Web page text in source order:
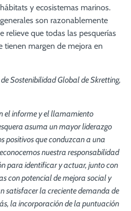
y ecosistemas marinos.
son razonablemente
relieve que todas las pesquerías
tienen margen de mejora en
Sostenibilidad Global de Skretting,
el informe y el llamamiento
asuma un mayor liderazgo
positivos que conduzcan a una
nuestra responsabilidad
para identificar y actuar, junto con
con potencial de mejora social y
satisfacer la creciente demanda de
la incorporación de la puntuación